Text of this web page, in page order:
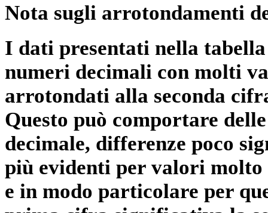
Nota sugli arrotondamenti
I dati presentati nella
numeri decimali con molti
arrotondati alla seconda
Questo può comportare
decimale, differenze poco
più evidenti per valori
e in modo particolare per